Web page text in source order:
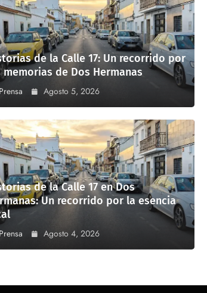
de la Calle 17: Un recorrido por
memorias de Dos Hermanas
Prensa Agosto 5, 2026
de la Calle 17 en Dos
Un recorrido por la esencia
Prensa Agosto 4, 2026